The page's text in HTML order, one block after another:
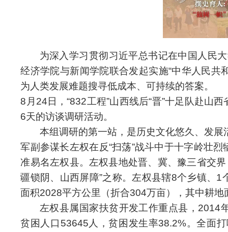
为深入学习贯彻习近平总书记在中国人民
经济学院与新闻学院联合发起实施“中华人民共
为人类发展难题搜寻低成本、可持续的答案。
8月24日，“832工程”山西线后“晋”十足队赴山
6天的访谈调研活动。
本组调研的第一站，是历史文化悠久、发
军副参谋长左权在反“扫荡”战斗中于十字岭壮
准易名左权县。左权县地处晋、冀、豫三省交
疆锁阴、山西屏障”之称。左权县辖8个乡镇、
面积2028平方公里（折合304万亩），其中耕地
左权县属国家扶贫开发工作重点县，2014
贫困人口53645人，贫困发生率38.2%。全面